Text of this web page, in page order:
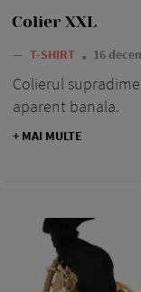
Colier XXL
— T-SHIRT 16
Colierul
aparent banala.
+ MAI MULTE